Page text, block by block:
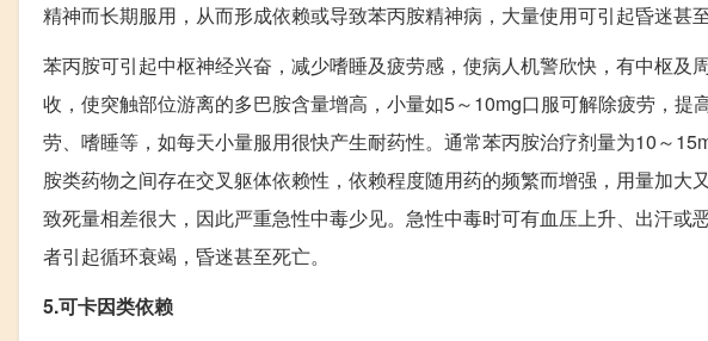
精神而长期服用，从而形成依赖或导致苯丙胺精神病，大量使用可引起昏迷甚至
苯丙胺可引起中枢神经兴奋，减少嗜睡及疲劳感，使病人机警欣快，有中枢及
收，使突触部位游离的多巴胺含量增高，小量如5～10mg口服可解除疲劳，
劳、嗜睡等，如每天小量服用很快产生耐药性。通常苯丙胺治疗剂量为10～
胺类药物之间存在交叉躯体依赖性，依赖程度随用药的频繁而增强，用量加
致死量相差很大，因此严重急性中毒少见。急性中毒时可有血压上升、出汗
者引起循环衰竭，昏迷甚至死亡。
5.可卡因类依赖